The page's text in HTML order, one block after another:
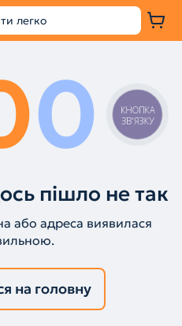
0
пішло не так
або адреса виявилася
на головну
КНОПКА
ЗВ'ЯЗКУ